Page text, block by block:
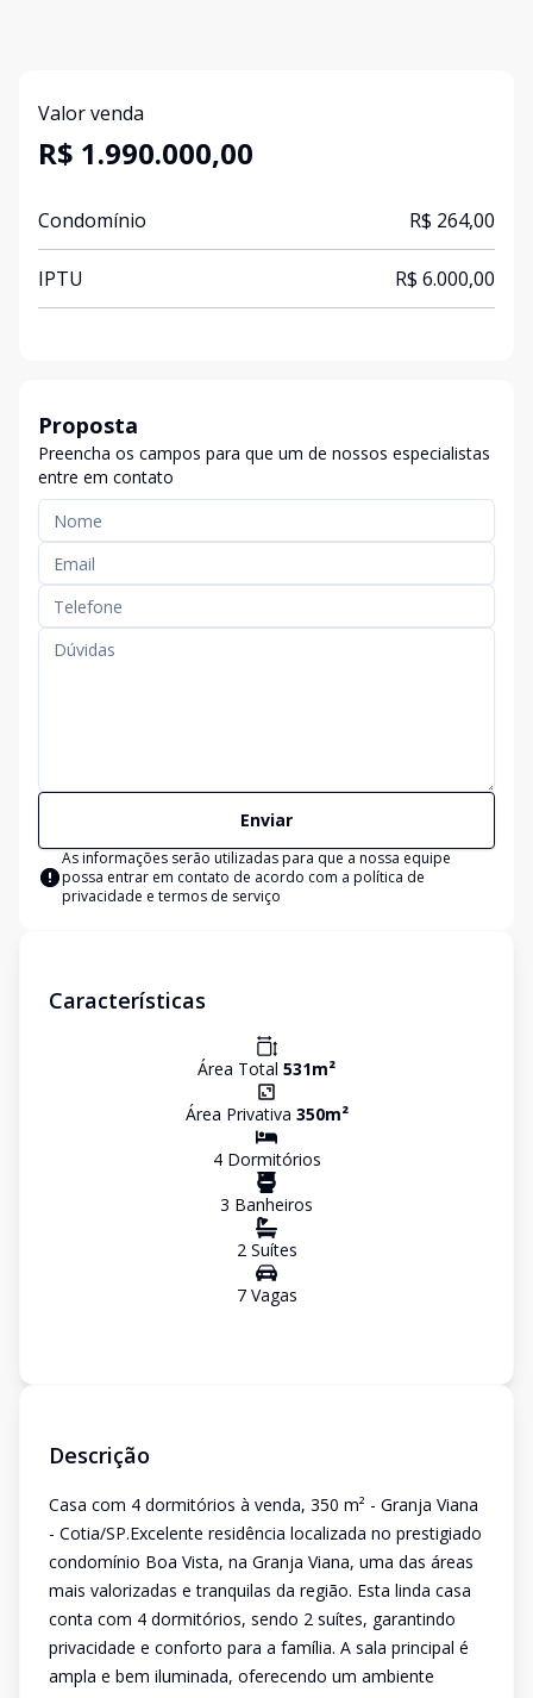
Valor venda
R$ 1.990.000,00
Condomínio R$ 264,00
IPTU R$ 6.000,00
Proposta
Preencha os campos para que um de nossos especialistas
entre em contato
Enviar
As informações serão utilizadas para que a nossa equipe
possa entrar em contato de acordo com a política de
privacidade e termos de serviço
Características
Área Total 531m²
Área Privativa 350m²
4Dormitórios
3 Banheiros
2Suítes
7Vagas
Descrição
Casa com 4 dormitórios à venda, 350 m² - Granja Viana
- Cotia/SP.Excelente residência localizada no prestigiado
condomínio Boa Vista, na Granja Viana, uma das áreas
mais valorizadas e tranquilas da região. Esta linda casa
conta com 4 dormitórios, sendo 2 suítes, garantindo
privacidade e conforto para a família. A sala principal é
ampla e bem iluminada, oferecendo um ambiente